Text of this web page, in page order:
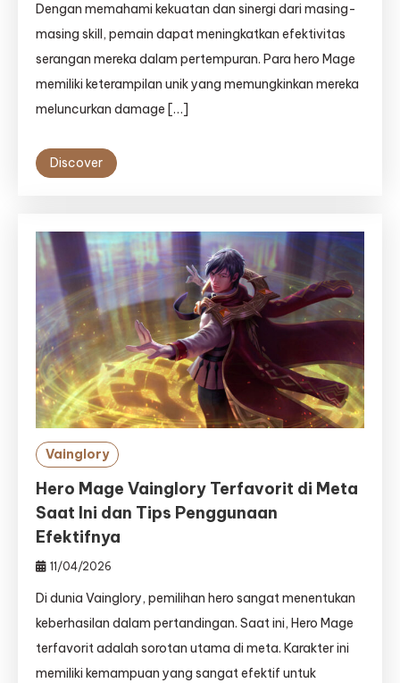
Dengan memahami kekuatan dan sinergi dari masing-
masing skill, pemain dapat meningkatkan efektivitas
serangan mereka dalam pertempuran. Para hero Mage
memiliki keterampilan unik yang memungkinkan mereka
meluncurkan damage […]
Discover
Vainglory
Hero Mage Vainglory Terfavorit di Meta
Saat Ini dan Tips Penggunaan
Efektifnya
11/04/2026
Di dunia Vainglory, pemilihan hero sangat menentukan
keberhasilan dalam pertandingan. Saat ini, Hero Mage
terfavorit adalah sorotan utama di meta. Karakter ini
memiliki kemampuan yang sangat efektif untuk